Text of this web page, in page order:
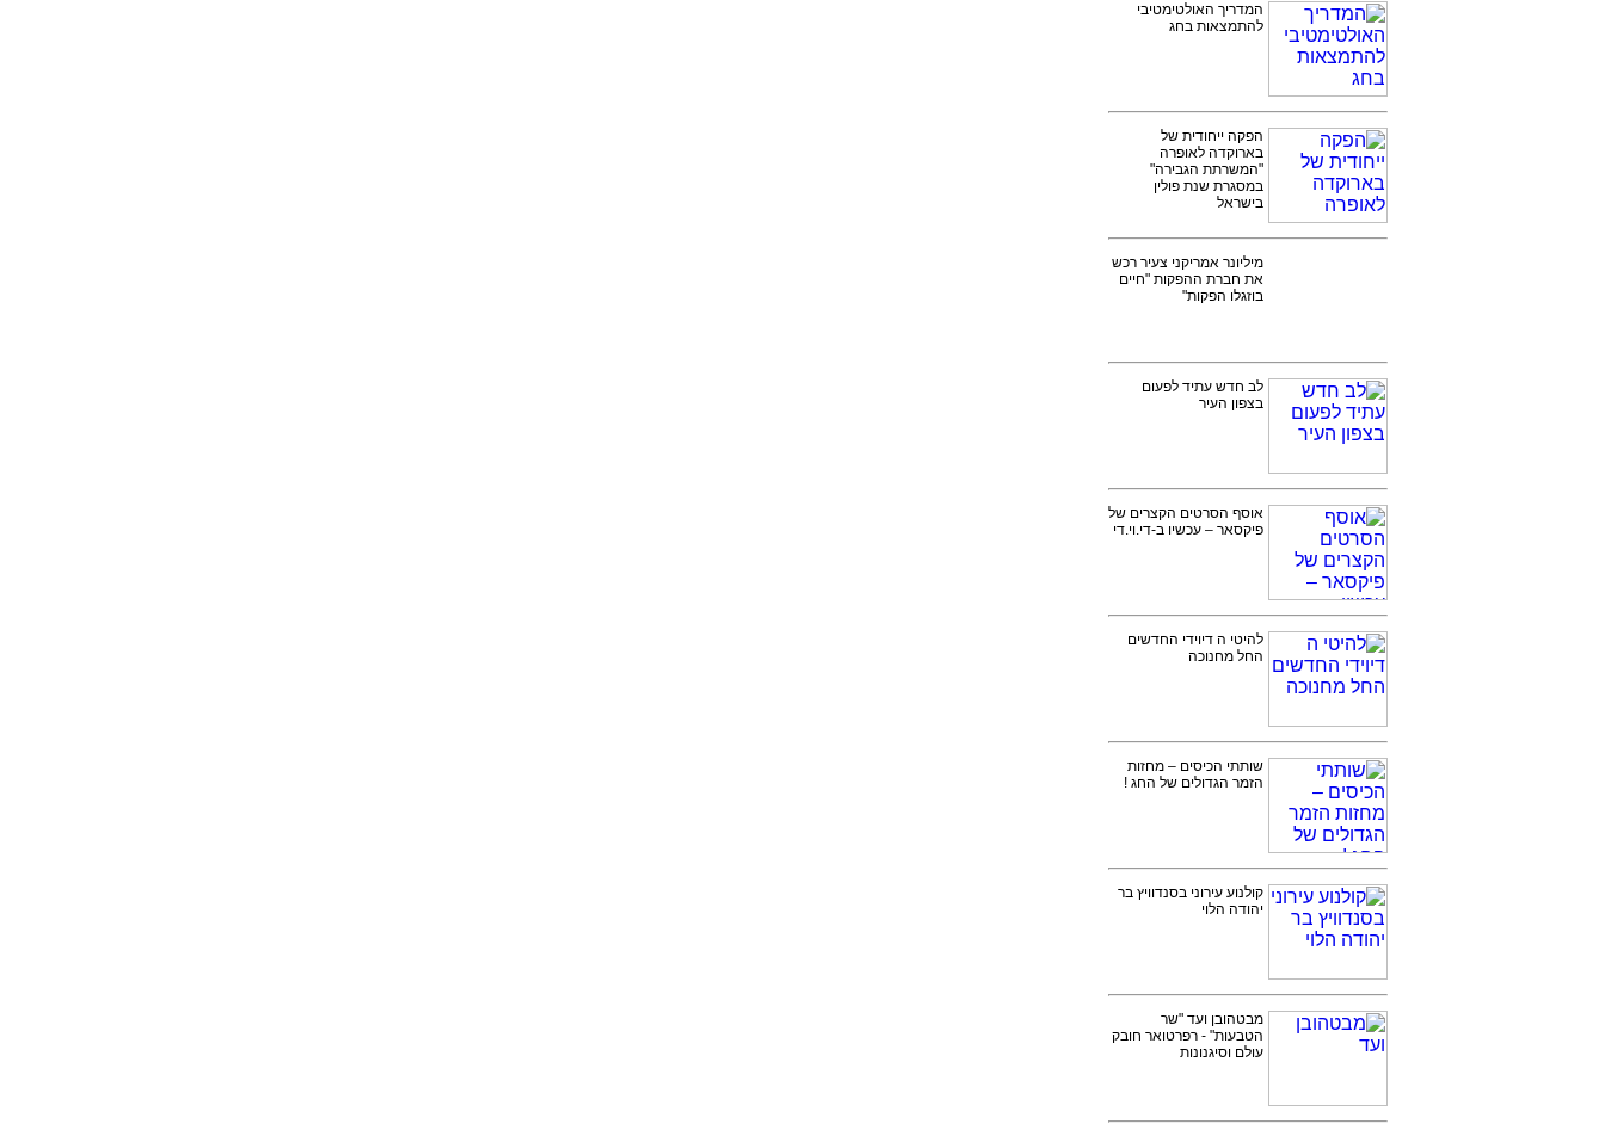
המדריך האולטימטיבי
להתמצאות בחג
הפקה ייחודית של
בארוקדה לאופרה
"המשרתת הגבירה"
במסגרת שנת פולין
בישראל
מיליונר אמריקני צעיר רכש
את חברת ההפקות "חיים
בוזגלו הפקות"
לב חדש עתיד לפעום
בצפון העיר
אוסף הסרטים הקצרים של
פיקסאר – עכשיו ב-די.וי.די
להיטי ה דיוידי החדשים
החל מחנוכה
שותתי הכיסים – מחזות
הזמר הגדולים של החג !
קולנוע עירוני בסנדוויץ בר
יהודה הלוי
מבטהובן ועד "שר
הטבעות" - רפרטואר חובק
עולם וסיגנונות